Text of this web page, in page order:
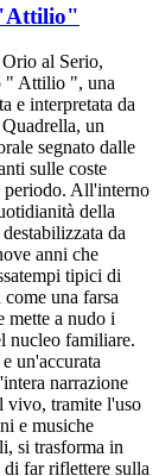
"Attilio"
al Serio,
" Attilio ", una
e interpretata da
un
segnato dalle
sulle coste
periodo. All'interno
della
da
anni che
tipici di
una farsa
mette a nudo i
nucleo familiare.
un'accurata
narrazione
vivo, tramite l'uso
e musiche
si trasforma in
di far riflettere sulla